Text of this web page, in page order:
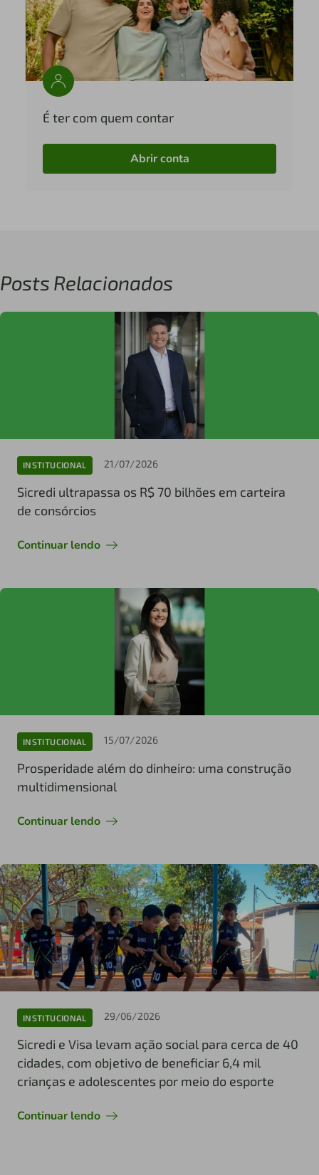
É ter com quem contar
Abrir conta
Posts Relacionados
INSTITUCIONAL 21/07/2026
Sicredi ultrapassa os R$ 70 bilhões em carteira
de consórcios
Continuar lendo
INSTITUCIONAL 15/07/2026
Prosperidade além do dinheiro: uma construção
multidimensional
Continuar lendo
INSTITUCIONAL 29/06/2026
Sicredi e Visa levam ação social para cerca de 40
cidades, com objetivo de beneficiar 6,4 mil
crianças e adolescentes por meio do esporte
Continuar lendo